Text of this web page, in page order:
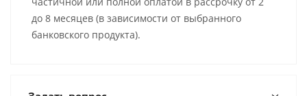
до 8 месяцев (в зависимости от выбранного
банковского продукта).